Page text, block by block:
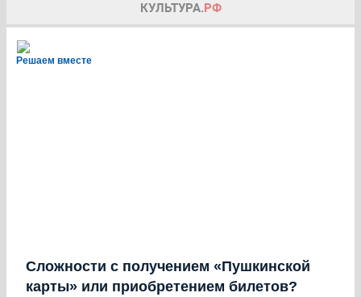
Решаем вместе
Сложности с получением «Пушкинской
карты» или приобретением билетов?